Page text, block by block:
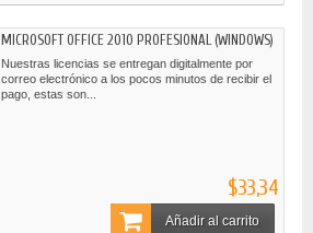
MICROSOFT OFFICE 2010 PROFESIONAL (WINDOWS)
Nuestras licencias se entregan digitalmente por
correo electrónico a los pocos minutos de recibir el
pago, estas son...
$33,34
Añadir al carrito